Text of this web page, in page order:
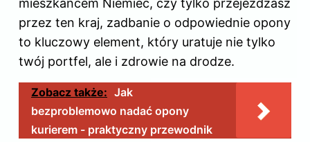
przez ten kraj, zadbanie o odpowiednie opony
to kluczowy element, który uratuje nie tylko
twój portfel, ale i zdrowie na drodze.
Zobacz także: Jak
bezproblemowo nadać opony
kurierem - praktyczny przewodnik